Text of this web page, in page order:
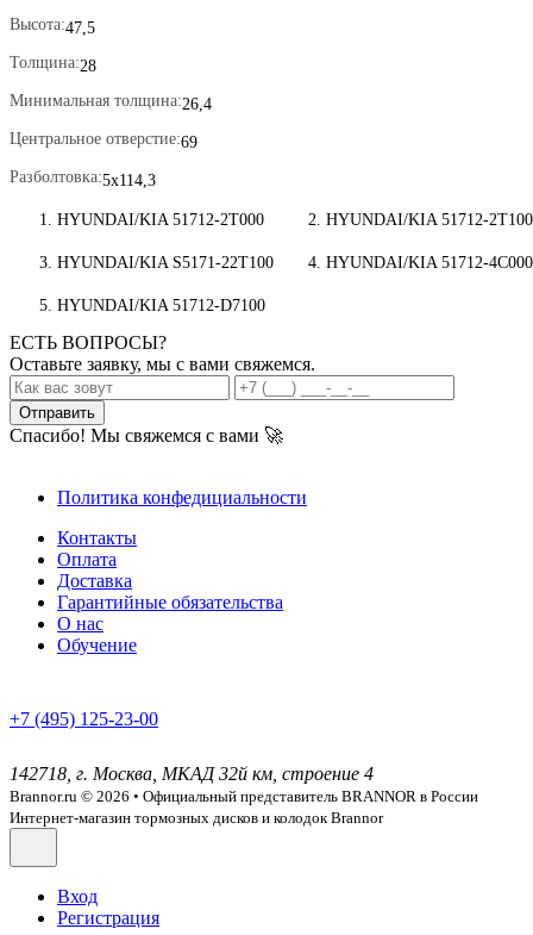
Высота 47,5
Толщина 28
Минимальная толщина 26,4
Центральное отверстие 69
Разболтовка 5x114,3
HYUNDAI/KIA 51712-2T000 HYUNDAI/KIA 51712-2T100
HYUNDAI/KIA S5171-22T100 HYUNDAI/KIA 51712-4C000
HYUNDAI/KIA 51712-D7100
ЕСТЬ ВОПРОСЫ?
Оставьте заявку, мы с вами свяжемся.
Отправить
Спасибо! Мы свяжемся с вами 🚀
Политика конфедициальности
Контакты
Оплата
Доставка
Гарантийные обязательства
О нас
Обучение
+7 (495) 125-23-00
142718, г. Москва, МКАД 32й км, строение 4
Brannor.ru © 2026 • Официальный представитель BRANNOR в России
Интернет-магазин тормозных дисков и колодок Brannor
Вход
Регистрация